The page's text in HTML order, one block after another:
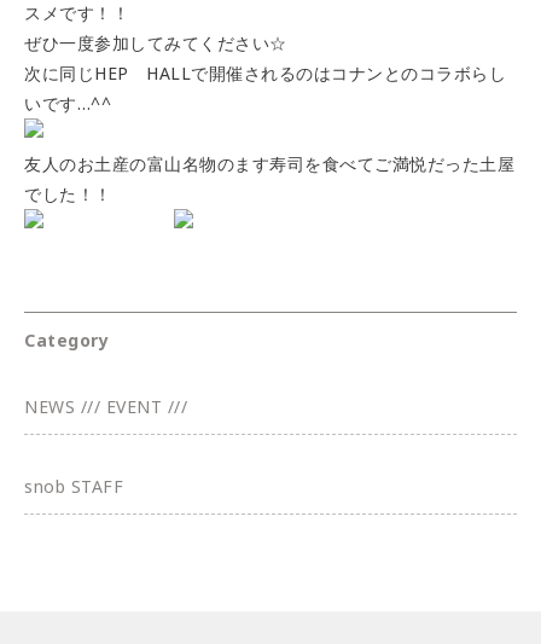
スメです！！
ぜひ一度参加してみてください☆
次に同じHEP HALLで開催されるのはコナンとのコラボらし
いです…^^
友人のお土産の富山名物のます寿司を食べてご満悦だった土屋
でした！！
Category
NEWS /// EVENT ///
snob STAFF